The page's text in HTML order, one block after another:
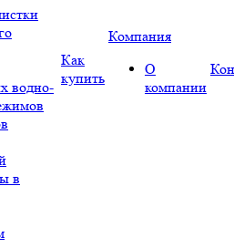
водно-
в
Как
купить
Компания
О
компании